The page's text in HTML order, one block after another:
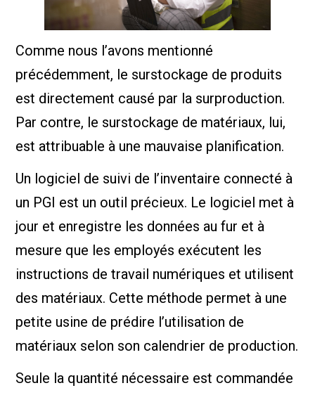
Comme nous l’avons mentionné
précédemment, le surstockage de produits
est directement causé par la surproduction.
Par contre, le surstockage de matériaux, lui,
est attribuable à une mauvaise planification.
Un logiciel de suivi de l’inventaire connecté à
un PGI est un outil précieux. Le logiciel met à
jour et enregistre les données au fur et à
mesure que les employés exécutent les
instructions de travail numériques et utilisent
des matériaux. Cette méthode permet à une
petite usine de prédire l’utilisation de
matériaux selon son calendrier de production.
Seule la quantité nécessaire est commandée